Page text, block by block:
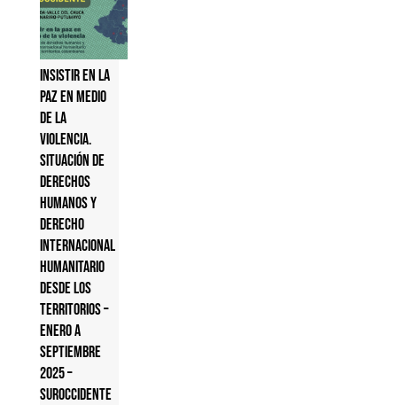
Insistir en la
paz en medio
de la
violencia.
Situación de
derechos
humanos y
derecho
internacional
humanitario
desde los
territorios –
Enero a
septiembre
2025 –
Suroccidente